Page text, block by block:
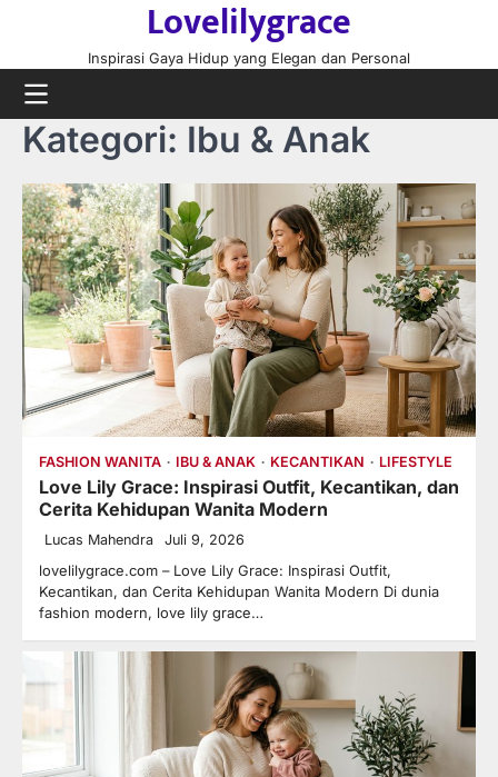
content
Lovelilygrace
Inspirasi Gaya Hidup yang Elegan dan Personal
Kategori: Ibu & Anak
FASHION WANITA IBU & ANAK KECANTIKAN LIFESTYLE
Love Lily Grace: Inspirasi Outfit, Kecantikan, dan
Cerita Kehidupan Wanita Modern
Lucas Mahendra Juli 9, 2026
lovelilygrace.com – Love Lily Grace: Inspirasi Outfit,
Kecantikan, dan Cerita Kehidupan Wanita Modern Di dunia
fashion modern, love lily grace…